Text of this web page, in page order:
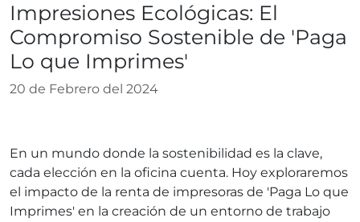
Impresiones Ecológicas: El
Compromiso Sostenible de 'Paga
Lo que Imprimes'
20 de Febrero del 2024
En un mundo donde la sostenibilidad es la clave,
cada elección en la oficina cuenta. Hoy exploraremos
el impacto de la renta de impresoras de 'Paga Lo que
Imprimes' en la creación de un entorno de trabajo